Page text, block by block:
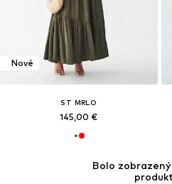
Bolo
Nové
ST MRLO
145,00 €